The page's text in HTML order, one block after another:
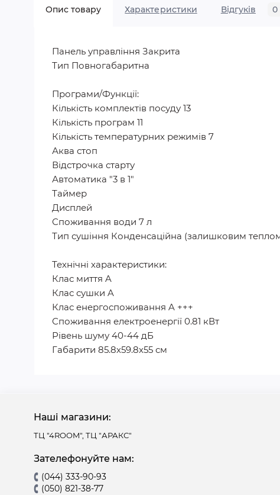
Опис товару Характеристики Відгуків 0
Панель управління Закрита
Тип Повногабаритна
Програми/Функції:
Кількість комплектів посуду 13
Кількість програм 11
Кількість температурних режимів 7
Аква стоп
Відстрочка старту
Автоматика "3 в 1"
Таймер
Дисплей
Споживання води 7 л
Тип сушіння Конденсаційна (залишковим
Технічні характеристики:
Клас миття A
Клас сушки A
Клас енергоспоживання A +++
Споживання електроенергії 0.81 кВт
Рівень шуму 40-44 дБ
Габарити 85.8х59.8х55 см
Наші магазини:
ТЦ "4ROOM", ТЦ "АРАКС"
Зателефонуйте нам:
(044) 333-90-93
(050) 821-38-77